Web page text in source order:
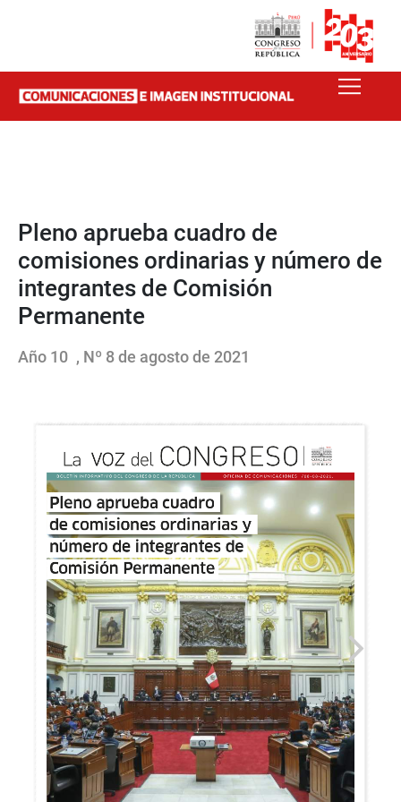
Pleno aprueba cuadro de
comisiones ordinarias y número de
integrantes de Comisión
Permanente
Año 10 , Nº 8 de agosto de 2021